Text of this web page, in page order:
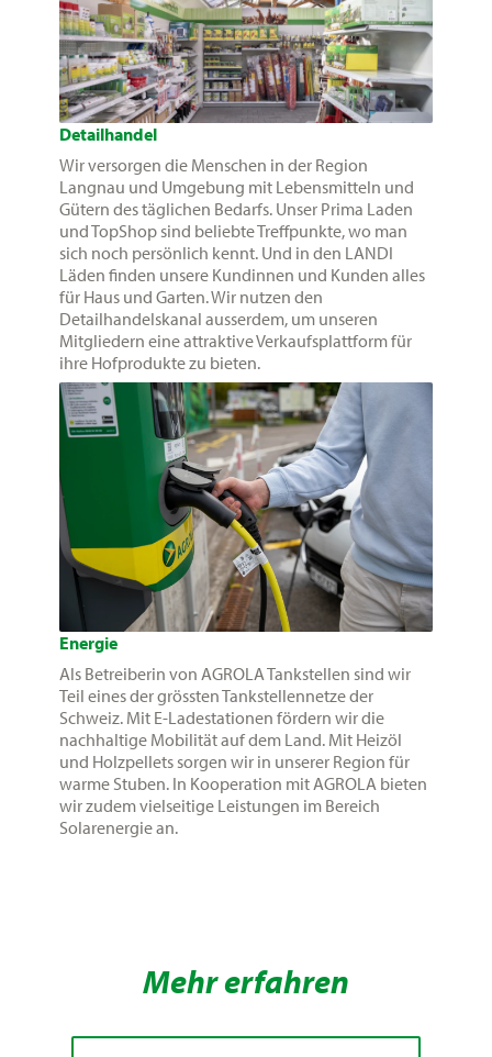
Detailhandel
Wir versorgen die Menschen in der Region
Langnau und Umgebung mit Lebensmitteln und
Gütern des täglichen Bedarfs. Unser Prima Laden
und TopShop sind beliebte Treffpunkte, wo man
sich noch persönlich kennt. Und in den LANDI
Läden finden unsere Kundinnen und Kunden alles
für Haus und Garten. Wir nutzen den
Detailhandelskanal ausserdem, um unseren
Mitgliedern eine attraktive Verkaufsplattform für
ihre Hofprodukte zu bieten.
Energie
Als Betreiberin von AGROLA Tankstellen sind wir
Teil eines der grössten Tankstellennetze der
Schweiz. Mit E-Ladestationen fördern wir die
nachhaltige Mobilität auf dem Land. Mit Heizöl
und Holzpellets sorgen wir in unserer Region für
warme Stuben. In Kooperation mit AGROLA bieten
wir zudem vielseitige Leistungen im Bereich
Solarenergie an.
Mehr erfahren